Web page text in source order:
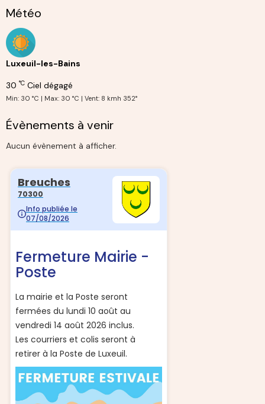
Météo
Luxeuil-les-Bains
30 °C Ciel dégagé
Min: 30 °C | Max: 30 °C | Vent: 8 kmh 352°
Évènements à venir
Aucun évènement à afficher.